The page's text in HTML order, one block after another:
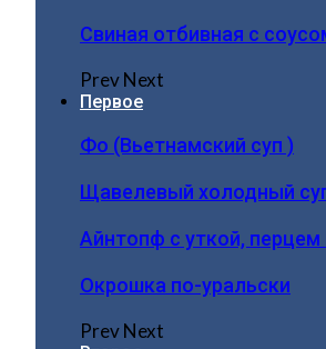
Свиная отбивная с
PrevNext
Первое
Фо (Вьетнамский суп )
Щавелевый холодный
Айнтопф с уткой, перцем
Окрошка по-уральски
PrevNext